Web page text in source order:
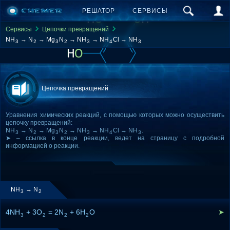
РЕШАТОР СЕРВИСЫ
Сервисы
Цепочки превращений
NH 3 → N 2 → Mg3 N 2 → NH 3 → NH 4Cl → NH 3
Цепочка превращений
Уравнения химических реакций, с помощью которых можно осуществить
цепочку превращений:
NH 3 → N 2 → Mg3 N 2 → NH 3 → NH 4Cl → NH 3 .
➤ – ссылка в конце реакции, ведет на страницу с подробной
информацией о реакции.
NH 3 → N 2
4NH3 + 3O2 = 2N2 + 6H2O ➤